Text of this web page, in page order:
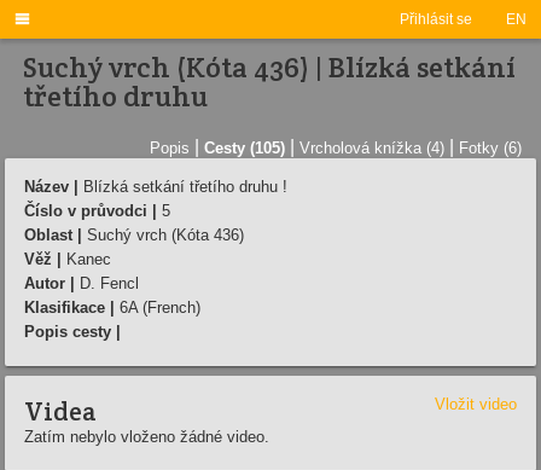
Přihlásit se EN

Suchý vrch (Kóta 436) | Blízká setkání
třetího druhu
Popis Cesty (105) Vrcholová knížka (4) Fotky (6)
Název |
Blízká setkání třetího druhu !
Číslo v průvodci |
5
Oblast |
Suchý vrch (Kóta 436)
Věž |
Kanec
Autor |
D. Fencl
Klasifikace |
6A (French)
Popis cesty |
Videa
Vložit video
Zatím nebylo vloženo žádné video.